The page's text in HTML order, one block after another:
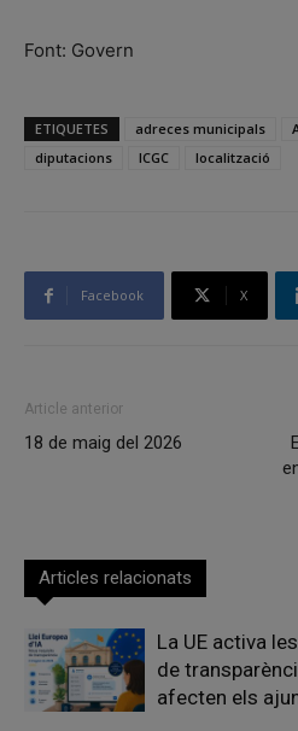
Font: Govern
ETIQUETES adreces municipals
diputacions
ICGC localització
Facebook X
Article anterior
18 de maig del 2026
Articles relacionats
La UE activa
de
afecten els